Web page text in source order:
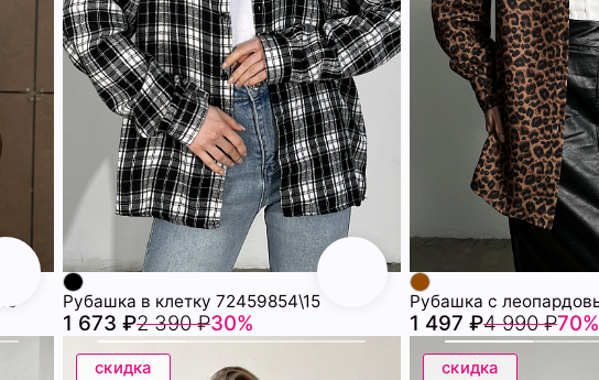
Рубашка в клетку 72459854\15
1 673 ₽2 390 ₽30% 1 497 ₽4 990 ₽70%
скидка скидка